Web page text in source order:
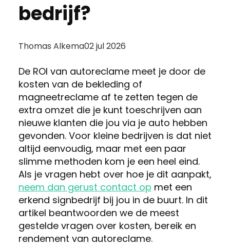
bedrijf?
Posted
Thomas Alkema02 jul 2026
De ROI van autoreclame meet je door de
kosten van de bekleding of
magneetreclame af te zetten tegen de
extra omzet die je kunt toeschrijven aan
nieuwe klanten die jou via je auto hebben
gevonden. Voor kleine bedrijven is dat niet
altijd eenvoudig, maar met een paar
slimme methoden kom je een heel eind.
Als je vragen hebt over hoe je dit aanpakt,
neem dan gerust contact op met een
erkend signbedrijf bij jou in de buurt. In dit
artikel beantwoorden we de meest
gestelde vragen over kosten, bereik en
rendement van autoreclame.